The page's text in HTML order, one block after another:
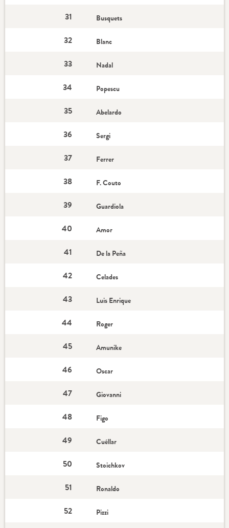
31 Busquets
32 Blanc
33 Nadal
34 Popescu
35 Abelardo
36 Sergi
37 Ferrer
38 F. Couto
39 Guardiola
40 Amor
41 De la Peña
42 Celades
43 Luis Enrique
44 Roger
45 Amunike
46 Oscar
47 Giovanni
48 Figo
49 Cuéllar
50 Stoichkov
51 Ronaldo
52 Pizzi